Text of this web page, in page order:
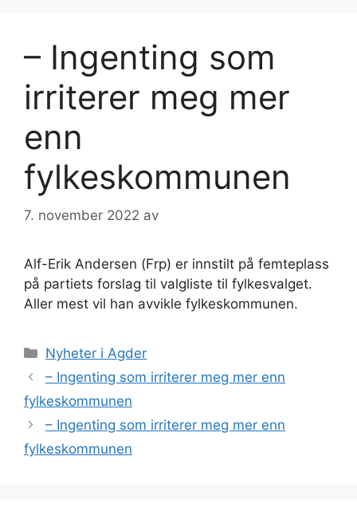
– Ingenting som
irriterer meg mer
enn
fylkeskommunen
7. november 2022 av
Alf-Erik Andersen (Frp) er innstilt på femteplass
på partiets forslag til valgliste til fylkesvalget.
Aller mest vil han avvikle fylkeskommunen.
Kategorier
Nyheter i Agder
– Ingenting som irriterer meg mer enn
fylkeskommunen
– Ingenting som irriterer meg mer enn
fylkeskommunen